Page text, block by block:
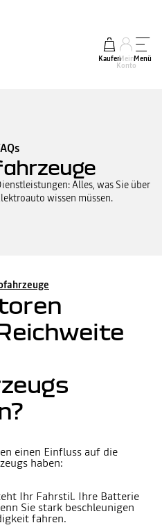
KaufenMein
Konto
Menü
Alles, was Sie über
wissen müssen.
einen Einfluss auf die
haben:
Ihr Fahrstil. Ihre Batterie
Sie stark beschleunigen
fahren.